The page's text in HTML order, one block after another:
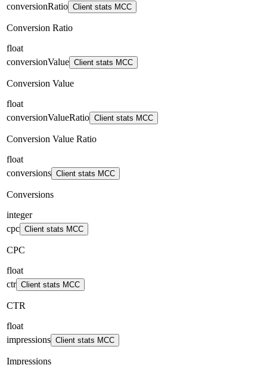
conversionRatio Client stats MCC
Conversion Ratio
float
conversionValue Client stats MCC
Conversion Value
float
conversionValueRatio Client stats MCC
Conversion Value Ratio
float
conversions Client stats MCC
Conversions
integer
cpc Client stats MCC
CPC
float
ctr Client stats MCC
CTR
float
impressions Client stats MCC
Impressions